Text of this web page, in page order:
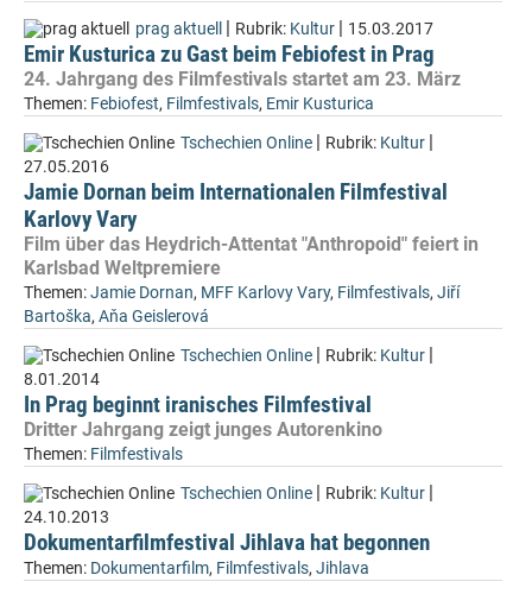
prag aktuell | Rubrik: Kultur | 15.03.2017
Emir Kusturica zu Gast beim Febiofest in Prag
24. Jahrgang des Filmfestivals startet am 23. März
Themen: Febiofest, Filmfestivals, Emir Kusturica
Tschechien Online | Rubrik: Kultur |
27.05.2016
Jamie Dornan beim Internationalen Filmfestival
Karlovy Vary
Film über das Heydrich-Attentat "Anthropoid" feiert in
Karlsbad Weltpremiere
Themen:Jamie Dornan, MFF Karlovy Vary, Filmfestivals, Jiří
Bartoška, Aňa Geislerová
Tschechien Online | Rubrik: Kultur |
8.01.2014
In Prag beginnt iranisches Filmfestival
Dritter Jahrgang zeigt junges Autorenkino
Themen: Filmfestivals
Tschechien Online | Rubrik: Kultur |
24.10.2013
Dokumentarfilmfestival Jihlava hat begonnen
Themen: Dokumentarfilm, Filmfestivals, Jihlava